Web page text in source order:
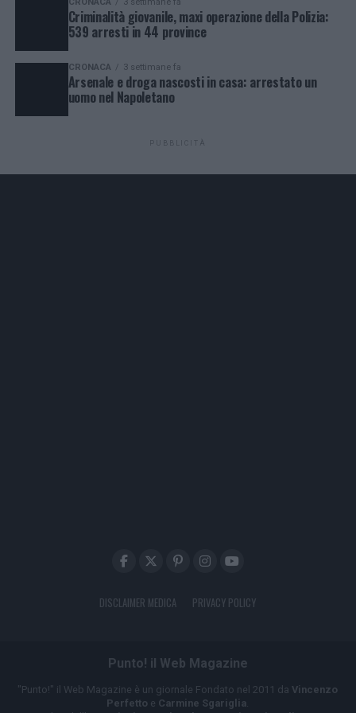
CRONACA 3 settimane fa
Criminalità giovanile, maxi operazione della Polizia:
539 arresti in 44 province
CRONACA 3 settimane fa
Arsenale e droga nascosti in casa: arrestato un
uomo nel Napoletano
PUBBLICITÀ
DISCLAIMER MEDICA PRIVACY POLICY
Punto! il Web Magazine
"Punto!" il Web Magazine è un giornale Fondato nel 2011 da Vincenzo
Perfetto e Carmine Sgariglia.